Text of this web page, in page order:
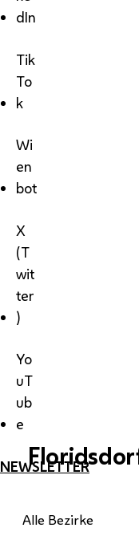
dIn
Tik
To
k
Wi
en
bot
X
(T
wit
ter
)
Yo
uT
ub
e
NEWSLETTER
Alle Bezirke